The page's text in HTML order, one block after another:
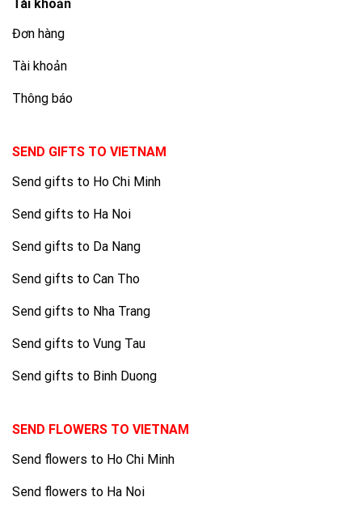
Tài khoản
Đơn hàng
Tài khoản
Thông báo
SEND GIFTS TO VIETNAM
Send gifts to Ho Chi Minh
Send gifts to Ha Noi
Send gifts to Da Nang
Send gifts to Can Tho
Send gifts to Nha Trang
Send gifts to Vung Tau
Send gifts to Binh Duong
SEND FLOWERS TO VIETNAM
Send flowers to Ho Chi Minh
Send flowers to Ha Noi